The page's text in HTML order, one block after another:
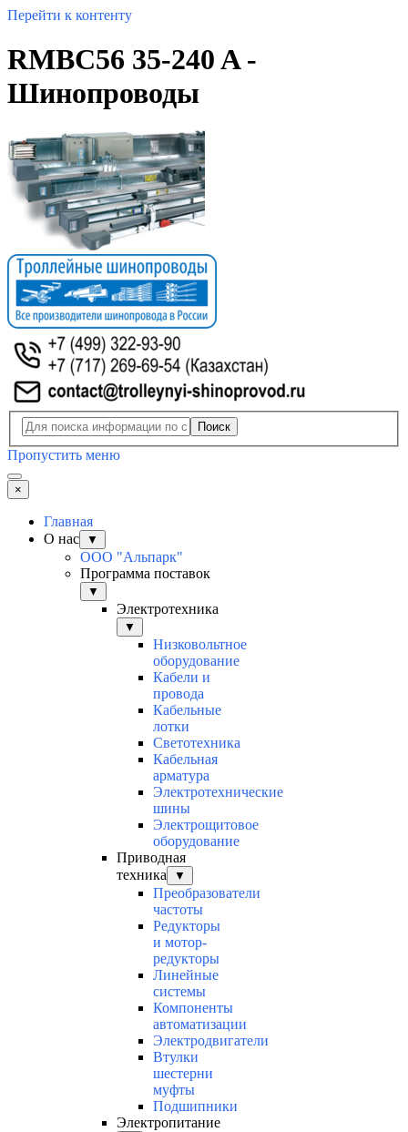
Перейти к контенту
RMBC56 35-240 A -
Шинопроводы
Поиск
Пропустить меню
×
Главная
О нас
▼
ООО "Альпарк"
Программа поставок
▼
Электротехника
▼
Низковольтное
оборудование
Кабели и
провода
Кабельные
лотки
Светотехника
Кабельная
арматура
Электротехнические
шины
Электрощитовое
оборудование
Приводная
техника
▼
Преобразователи
частоты
Редукторы
и мотор-
редукторы
Линейные
системы
Компоненты
автоматизации
Электродвигатели
Втулки
шестерни
муфты
Подшипники
Электропитание